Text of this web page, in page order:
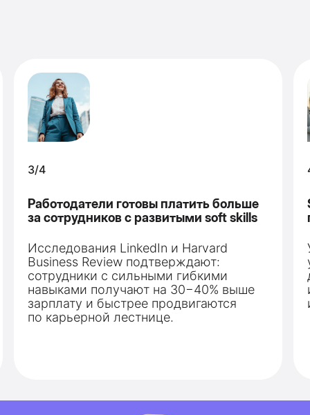
4/4
Soft skills — это ваш щит и меч в любой
профессиональной ситуации
Умение быстро решать конфликты,
управлять эмоциями и строить
доверительные отношения с коллегами
и клиентами — ключ к карьерному росту
и личной эффективности.